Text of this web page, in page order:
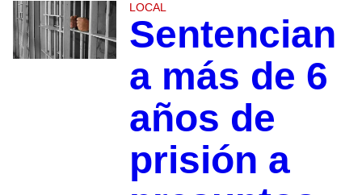
LOCAL
Sentencian
a más de 6
años de
prisión a